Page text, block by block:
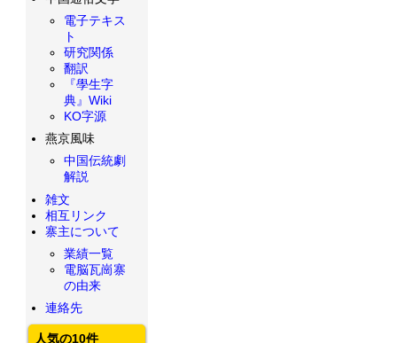
電子テキス
ト
研究関係
翻訳
『學生字
典』Wiki
KO字源
燕京風味
中国伝統劇
解説
雑文
相互リンク
寨主について
業績一覧
電脳瓦崗寨
の由来
連絡先
人気の10件